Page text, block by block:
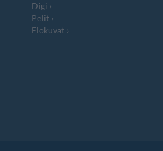
Digi
Pelit
Elokuvat